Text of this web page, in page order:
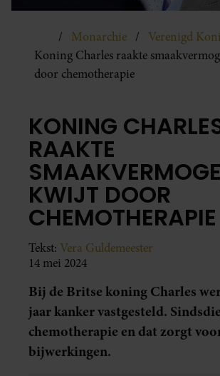
Monarchie
Verenigd
Koning Charles raakte
door chemotherapie
KONING
RAAKTE
KWIJT DOOR
CHEMOTHERAPIE
Tekst: Vera Guldemeester
14 mei 2024
Bij de Britse koning Charles
jaar kanker vastgesteld.
chemotherapie en dat zorgt
bijwerkingen.